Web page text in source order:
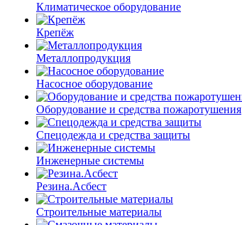
Климатическое оборудование
Крепёж
Металлопродукция
Насосное оборудование
Оборудование и средства пожаротушения
Спецодежда и средства защиты
Инженерные системы
Резина.Асбест
Строительные материалы